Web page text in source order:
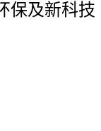
保及新科技